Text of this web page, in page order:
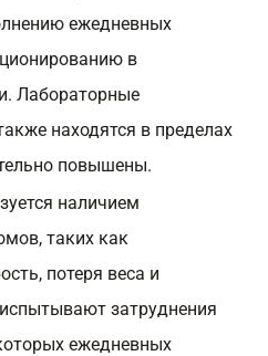
ежедневных
в
Лабораторные
находятся в пределах
повышены.
наличием
таких как
потеря веса и
затруднения
ежедневных